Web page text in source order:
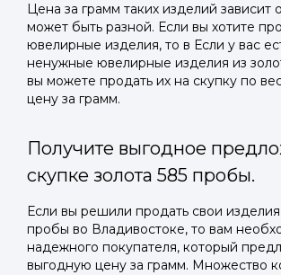
Цена за грамм таких изделий зависит
может быть разной. Если вы хотите
ювелирные изделия, то в Если у вас
ненужные ювелирные изделия из
вы можете продать их на скупку по
цену за грамм.
Получите выгодное
скупке золота 585 пробы.
Если вы решили продать свои изделия
пробы во Владивостоке, то вам
надежного покупателя, который
выгодную цену за грамм. Множество